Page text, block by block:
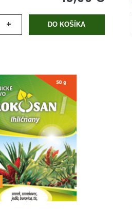
+ DO KOŠÍKA